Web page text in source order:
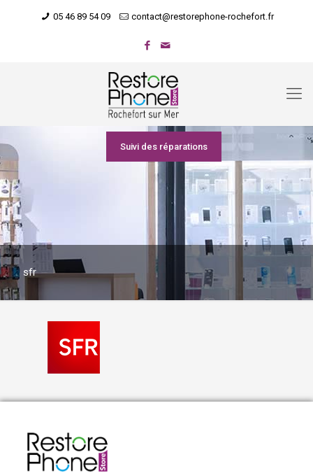
05 46 89 54 09 contact@restorephone-rochefort.fr
Suivi des réparations
sfr